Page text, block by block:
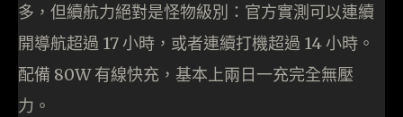
多，但續航力絕對是怪物級別：官方實測可以連續
開導航超過 17 小時，或者連續打機超過 14 小時。
配備 80W 有線快充，基本上兩日一充完全無壓
力。